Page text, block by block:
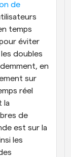
de
temps
éviter
doubles
en
sur
réel
la
de
est sur la
les